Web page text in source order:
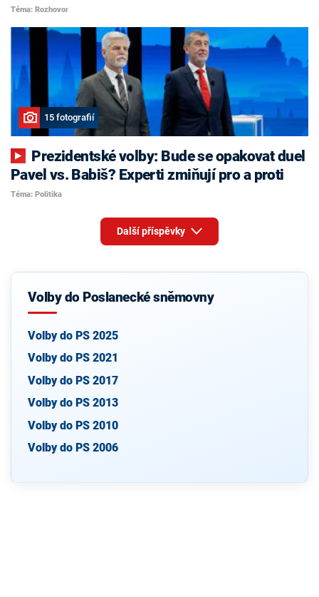
Téma: Rozhovor
15 fotografií
Pavel vs. Babiš? Experti zmiňují pro a proti
Téma: Politika
Další příspěvky
Volby do Poslanecké sněmovny
Volby do PS 2025
Volby do PS 2021
Volby do PS 2017
Volby do PS 2013
Volby do PS 2010
Volby do PS 2006